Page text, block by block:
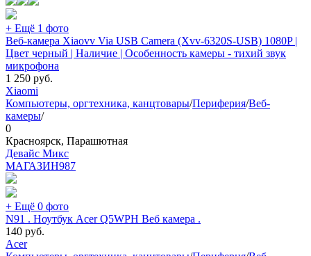
+ Ещё 1 фото
Веб-камера Xiaovv Via USB Camera (Xvv-6320S-USB) 1080P |
Цвет черный | Наличие | Особенность камеры - тихий звук
микрофона
1 250 руб.
Xiaomi
Компьютеры, оргтехника, канцтовары/Периферия/Веб-
камеры/
0
Красноярск, Парашютная
Девайс Микс
МАГАЗИН987
+ Ещё 0 фото
N91 . Ноутбук Acer Q5WPH Веб камера .
140 руб.
Acer